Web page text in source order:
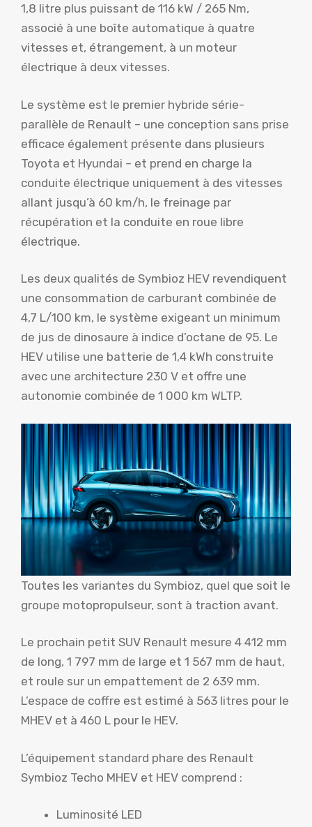
1,8 litre plus puissant de 116 kW / 265 Nm,
associé à une boîte automatique à quatre
vitesses et, étrangement, à un moteur
électrique à deux vitesses.
Le système est le premier hybride série-
parallèle de Renault – une conception sans prise
efficace également présente dans plusieurs
Toyota et Hyundai – et prend en charge la
conduite électrique uniquement à des vitesses
allant jusqu’à 60 km/h, le freinage par
récupération et la conduite en roue libre
électrique.
Les deux qualités de Symbioz HEV revendiquent
une consommation de carburant combinée de
4,7 L/100 km, le système exigeant un minimum
de jus de dinosaure à indice d’octane de 95. Le
HEV utilise une batterie de 1,4 kWh construite
avec une architecture 230 V et offre une
autonomie combinée de 1 000 km WLTP.
Toutes les variantes du Symbioz, quel que soit le
groupe motopropulseur, sont à traction avant.
Le prochain petit SUV Renault mesure 4 412 mm
de long, 1 797 mm de large et 1 567 mm de haut,
et roule sur un empattement de 2 639 mm.
L’espace de coffre est estimé à 563 litres pour le
MHEV et à 460 L pour le HEV.
L’équipement standard phare des Renault
Symbioz Techo MHEV et HEV comprend :
Luminosité LED